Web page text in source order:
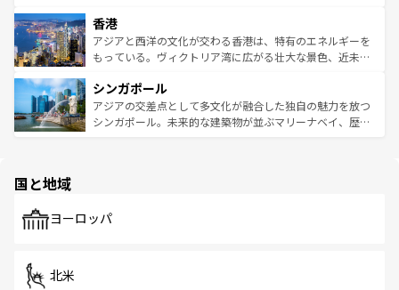
とつ。フォーやバインミー、ベトナムコーヒーなどは、ぜ
ひ現地で味わいたい。どの地域を訪れてもあたたかい人々
が旅行者を迎えてくれるので、きっと忘れられない旅にな
参照してほしい。
の活気が交差している。北部ではチェンマイなどの山岳地
帯で自然と触れ合い、南部ではプーケットやクラビの美し
いビーチでリゾート気分を楽しむことができる。タイ料理
激する。気候は一年中温暖で、どの季節にも異なる楽しみ
が待っている。親しみやすいタイの人々、仏教を中心とし
た文化、そして多様な観光資源が、訪れる旅人を魅了し続
香港
アジアと西洋の文化が交わる香港は、特有のエネルギーを
もっている。ヴィクトリア湾に広がる壮大な景色、近未来
み、どこを訪れても感動するはず。観光スポットが密集し
ており、効率よく見どころを回れるのも魅力。息をのむよ
うな絶景から文化的な体験まで、香港を存分に楽しみ尽く
シンガポール
アジアの交差点として多文化が融合した独自の魅力を放つ
シンガポール。未来的な建築物が並ぶマリーナベイ、歴史
で、ホーカーズは地元の風情を楽しめる外せないスポット
国と地域
ヨーロッパ
北米